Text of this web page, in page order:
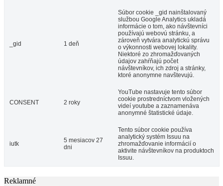
_gid 1 deň
Súbor cookie _gid nainštalovaný
službou Google Analytics ukladá
informácie o tom, ako návštevníci
používajú webovú stránku, a
zároveň vytvára analytickú správu
o výkonnosti webovej lokality.
Niektoré zo zhromažďovaných
údajov zahŕňajú počet
návštevníkov, ich zdroj a stránky,
ktoré anonymne navštevujú.
CONSENT 2 roky
YouTube nastavuje tento súbor
cookie prostredníctvom vložených
videí youtube a zaznamenáva
anonymné štatistické údaje.
iutk
5 mesiacov 27
dni
Tento súbor cookie používa
analytický systém Issuu na
zhromažďovanie informácií o
aktivite návštevníkov na produktoch
Issuu.
Reklamné